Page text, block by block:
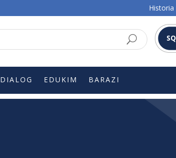
Historia
SQ
DIALOG EDUKIM BARAZI